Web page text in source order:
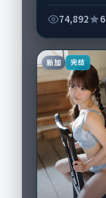
74,892
新加 完结